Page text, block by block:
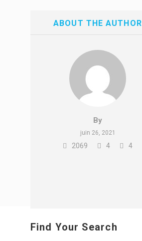
ABOUT THE AUTHOR
By
juin 26, 2021
2069 4 4
Find Your Search